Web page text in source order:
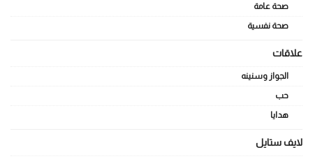
صحة عامة
صحة نفسية
علاقات
الجواز وسنينه
حب
هدايا
لايف ستايل